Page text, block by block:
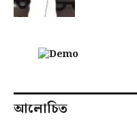
আলোচিত